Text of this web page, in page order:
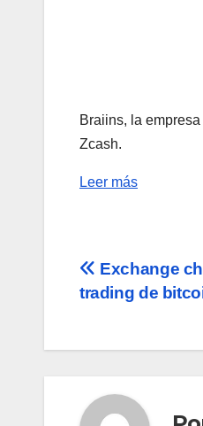
Braiins, la
Zcash.
Leer más
entradas
Exchange
trading de